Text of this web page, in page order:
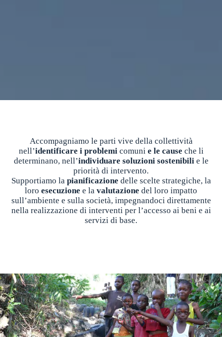
Accompagniamo le parti vive della collettività
nell’identificare i problemi comuni e le cause che li
determinano, nell’individuare soluzioni sostenibili e le
priorità di intervento.
Supportiamo la pianificazione delle scelte strategiche, la
loro esecuzione e la valutazione del loro impatto
sull’ambiente e sulla società, impegnandoci direttamente
nella realizzazione di interventi per l’accesso ai beni e ai
servizi di base.